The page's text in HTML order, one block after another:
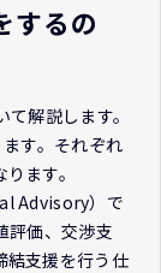
するの
解説します。
す。それぞれ
ます。
Advisory）で
評価、交渉支
結支援を行う仕